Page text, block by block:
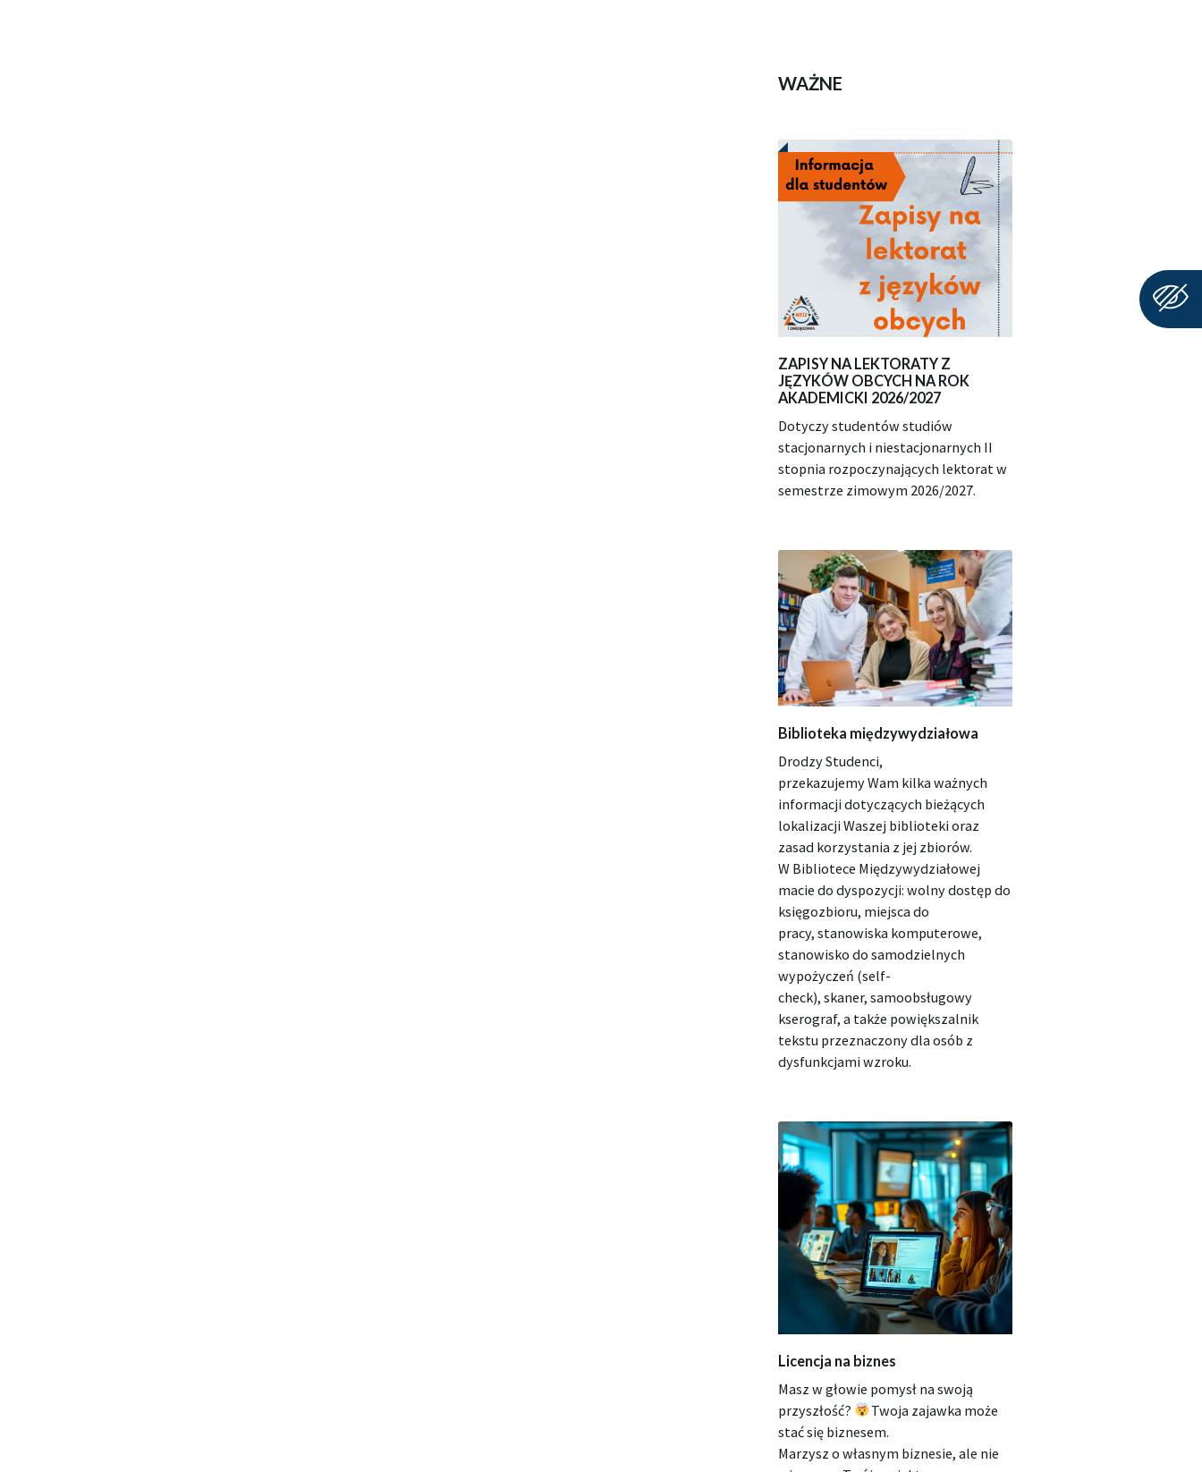
WAŻNE
ZAPISY NA LEKTORATY Z
JĘZYKÓW OBCYCH NA ROK
AKADEMICKI 2026/2027
Dotyczy studentów studiów
stacjonarnych i niestacjonarnych II
stopnia rozpoczynających lektorat w
semestrze zimowym 2026/2027.
Biblioteka międzywydziałowa
Drodzy Studenci,
przekazujemy Wam kilka ważnych
informacji dotyczących bieżących
lokalizacji Waszej biblioteki oraz
zasad korzystania z jej zbiorów.
W Bibliotece Międzywydziałowej
macie do dyspozycji: wolny dostęp do
księgozbioru, miejsca do
pracy, stanowiska komputerowe,
stanowisko do samodzielnych
wypożyczeń (self-
check), skaner, samoobsługowy
kserograf, a także powiększalnik
tekstu przeznaczony dla osób z
dysfunkcjami wzroku.
Licencja na biznes
Masz w głowie pomysł na swoją
przyszłość?
Twoja zajawka może
stać się biznesem.
Marzysz o własnym biznesie, ale nie